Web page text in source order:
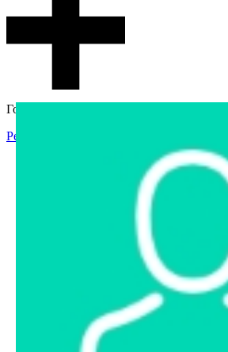
Гостевой доступ
Регистрация
Интернет-магазин
Интернет-витрина
Арестованное имущество
Реестр несостоявшихся торгов
Реестр переоценок
Государственное имущество